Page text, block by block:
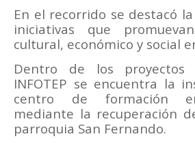
En el recorrido se destacó
iniciativas que
cultural, económico y social
Dentro de los proyectos
INFOTEP se encuentra la
centro de formación
mediante la recuperación
parroquia San Fernando.